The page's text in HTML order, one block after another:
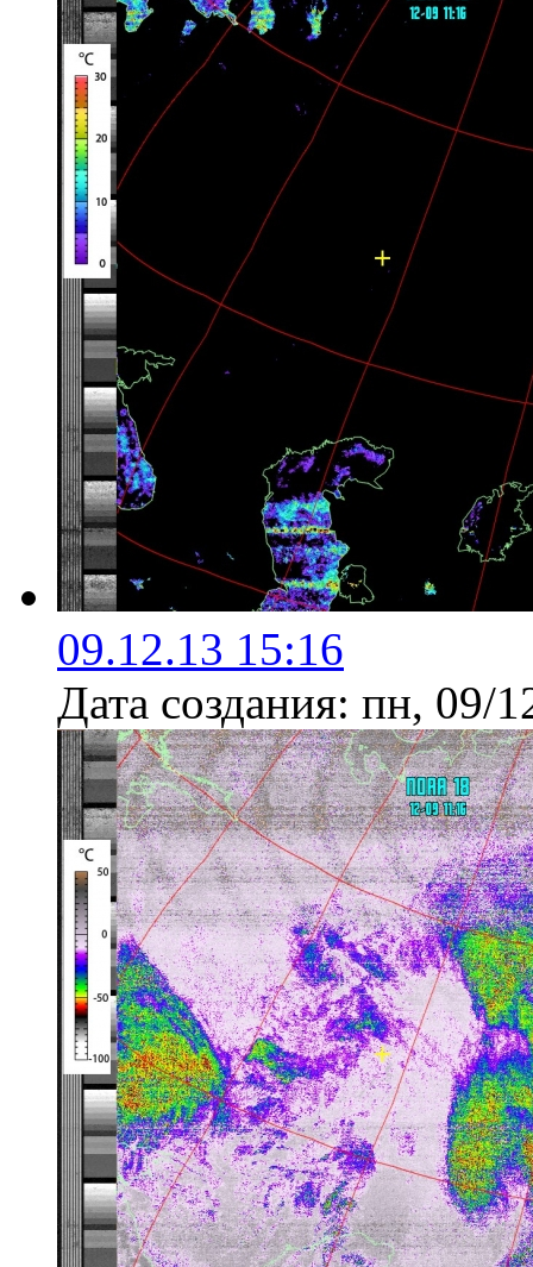
09.12.13 15:16
Дата создания: пн, 09/